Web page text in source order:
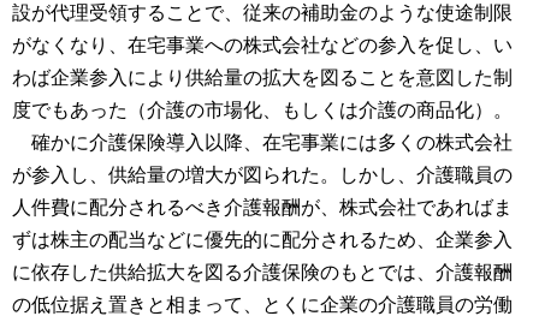
設が代理受領することで、従来の補助金のような使途制限
がなくなり、在宅事業への株式会社などの参入を促し、い
わば企業参入により供給量の拡大を図ることを意図した制
度でもあった（介護の市場化、もしくは介護の商品化）。
確かに介護保険導入以降、在宅事業には多くの株式会社
が参入し、供給量の増大が図られた。しかし、介護職員の
人件費に配分されるべき介護報酬が、株式会社であればま
ずは株主の配当などに優先的に配分されるため、企業参入
に依存した供給拡大を図る介護保険のもとでは、介護報酬
の低位据え置きと相まって、とくに企業の介護職員の労働